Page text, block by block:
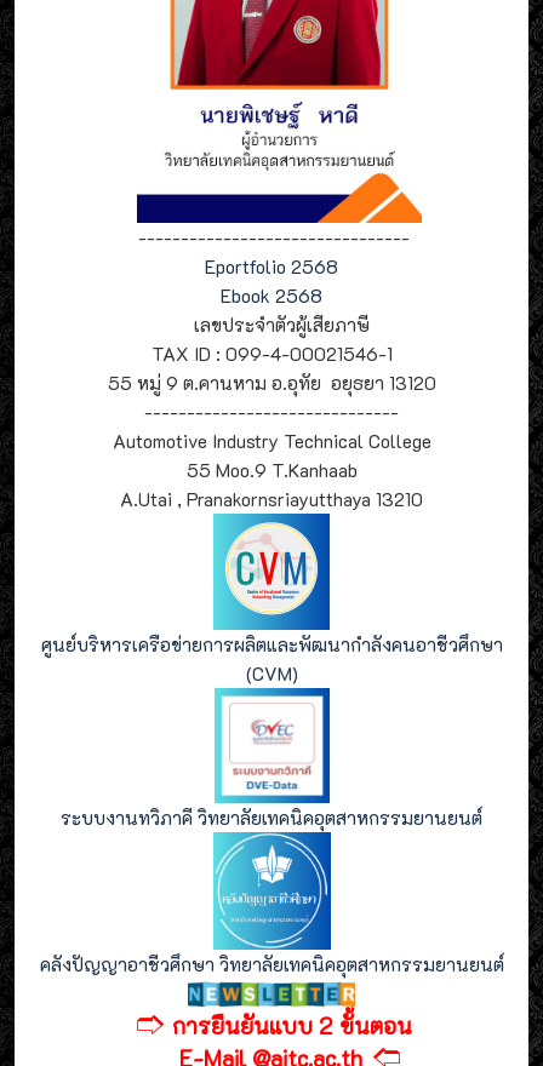
--------------------------------
Eportfolio 2568
Ebook 2568
เลขประจำตัวผู้เสียภาษี
TAX ID : 099-4-00021546-1
55 หมู่ 9 ต.คานหาม อ.อุทัย อยุธยา 13120
------------------------------
Automotive Industry Technical College
55 Moo.9 T.Kanhaab
A.Utai , Pranakornsriayutthaya 13210
ศูนย์บริหารเครือข่ายการผลิตและพัฒนากำลังคนอาชีวศึกษา
(CVM)
ระบบงานทวิภาคี วิทยาลัยเทคนิคอุตสาหกรรมยานยนต์
คลังปัญญาอาชีวศึกษา วิทยาลัยเทคนิคอุตสาหกรรมยานยนต์
🢣 การยืนยันแบบ 2 ขั้นตอน
E-Mail @aitc.ac.th 🢢